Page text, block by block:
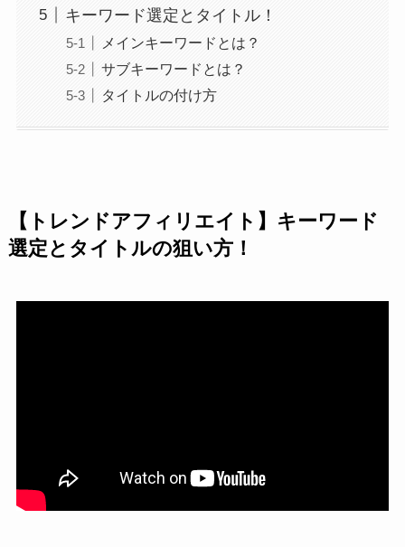
キーワード選定とタイトル！
メインキーワードとは？
サブキーワードとは？
タイトルの付け方
【トレンドアフィリエイト】キーワード
選定とタイトルの狙い方！